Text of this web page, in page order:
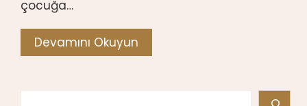
çocuğa…
Devamını Okuyun